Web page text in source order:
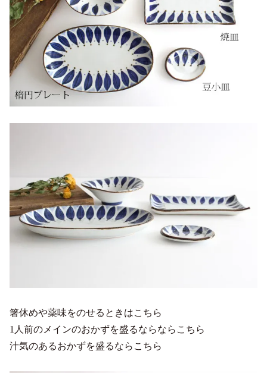
箸休めや薬味をのせるときはこちら
1人前のメインのおかずを盛るならならこちら
汁気のあるおかずを盛るならこちら